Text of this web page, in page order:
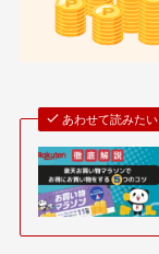
あわせて読みたい